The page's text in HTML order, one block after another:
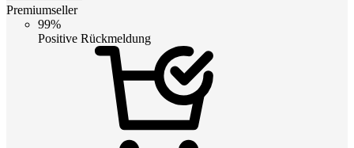
Premiumseller
99%
Positive Rückmeldung